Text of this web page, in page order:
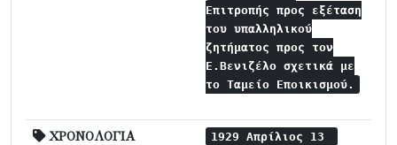
Επιτροπής προς εξέταση
του υπαλληλικού
ζητήματος προς τον
Ε.Βενιζέλο σχετικά με
το Ταμείο Εποικισμού.
ΧΡΟΝΟΛΟΓΙΑ 1929 Απρίλιος 13